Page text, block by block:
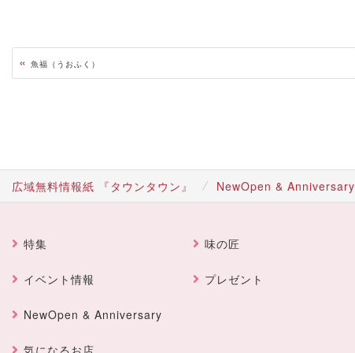
« 魚福（うおふく）
広域無料情報紙 『タウンタウン』 NewOpen & Anniversary
特集
イベント情報
NewOpen & Anniversary
味の匠
プレゼント